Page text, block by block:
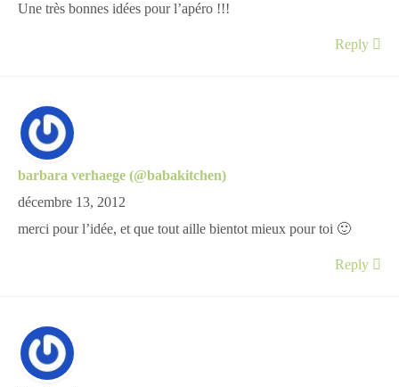
Une très bonnes idées pour l’apéro !!!
Reply
barbara verhaege (@babakitchen)
décembre 13, 2012
merci pour l’idée, et que tout aille bientot mieux pour toi 🙂
Reply